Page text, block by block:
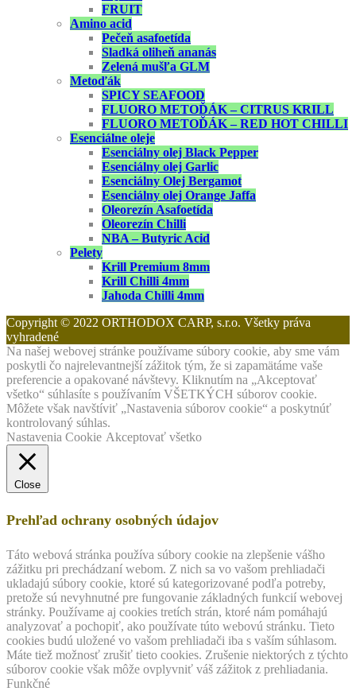
FRUIT
Amino acid
Pečeň asafoetída
Sladká oliheň ananás
Zelená mušľa GLM
Metoďák
SPICY SEAFOOD
FLUORO METOĎÁK – CITRUS KRILL
FLUORO METOĎÁK – RED HOT CHILLI
Esenciálne oleje
Esenciálny olej Black Pepper
Esenciálny olej Garlic
Esenciálny Olej Bergamot
Esenciálny olej Orange Jaffa
Oleorezín Asafoetída
Oleorezín Chilli
NBA – Butyric Acid
Pelety
Krill Premium 8mm
Krill Chilli 4mm
Jahoda Chilli 4mm
Copyright © 2022 ORTHODOX CARP, s.r.o. Všetky práva
vyhradené
Na našej webovej stránke používame súbory cookie, aby sme vám
poskytli čo najrelevantnejší zážitok tým, že si zapamätáme vaše
preferencie a opakované návštevy. Kliknutím na „Akceptovať
všetko“ súhlasíte s používaním VŠETKÝCH súborov cookie.
Môžete však navštíviť „Nastavenia súborov cookie“ a poskytnúť
kontrolovaný súhlas.
Nastavenia Cookie Akceptovať všetko
Close
Prehľad ochrany osobných údajov
Táto webová stránka používa súbory cookie na zlepšenie vášho
zážitku pri prechádzaní webom. Z nich sa vo vašom prehliadači
ukladajú súbory cookie, ktoré sú kategorizované podľa potreby,
pretože sú nevyhnutné pre fungovanie základných funkcií webovej
stránky. Používame aj cookies tretích strán, ktoré nám pomáhajú
analyzovať a pochopiť, ako používate túto webovú stránku. Tieto
cookies budú uložené vo vašom prehliadači iba s vaším súhlasom.
Máte tiež možnosť zrušiť tieto cookies. Zrušenie niektorých z týchto
súborov cookie však môže ovplyvniť váš zážitok z prehliadania.
Funkčné